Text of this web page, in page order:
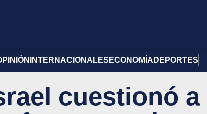
INTERNACIONALES ECONOMÍA DEPORTES
cuestionó a